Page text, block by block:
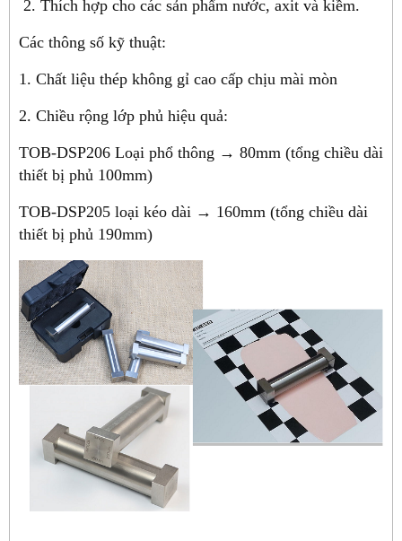
2. Thích hợp cho các sản phẩm nước, axit và kiềm.
Các thông số kỹ thuật:
1. Chất liệu thép không gỉ cao cấp chịu mài mòn
2. Chiều rộng lớp phủ hiệu quả:
TOB-DSP206 Loại phổ thông → 80mm (tổng chiều dài
thiết bị phủ 100mm)
TOB-DSP205 loại kéo dài → 160mm (tổng chiều dài
thiết bị phủ 190mm)